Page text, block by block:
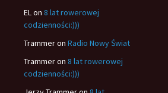
ELon 8 lat rowerowej
codzienności:)))
Trammeron Radio Nowy Świat
Trammeron 8 lat rowerowej
codzienności:)))